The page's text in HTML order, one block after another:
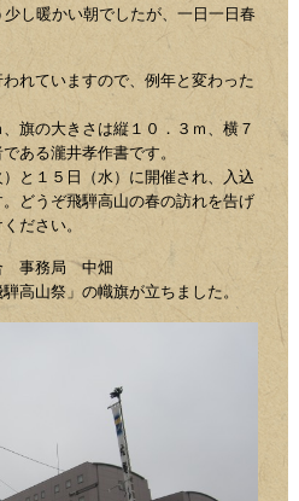
し暖かい朝でしたが、一日一日春
われていますので、例年と変わった
旗の大きさは縦１０．３ｍ、横７
ある瀧井孝作書です。
と１５日（水）に開催され、入込
どうぞ飛騨高山の春の訪れを告げ
ださい。
事務局 中畑
高山祭」の幟旗が立ちました。